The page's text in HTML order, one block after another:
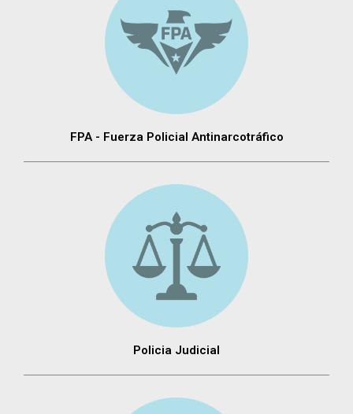
FPA - Fuerza Policial Antinarcotráfico
Policia Judicial